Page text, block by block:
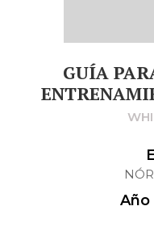
GUÍA
Año